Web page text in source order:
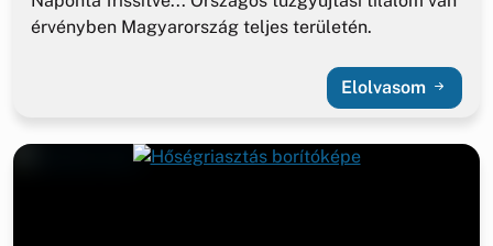
érvényben Magyarország teljes területén.
Elolvasom